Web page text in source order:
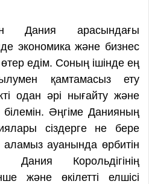
Дания арасындағы
экономика және бизнес
едім. Соның ішінде ең
қамтамасыз ету
одан әрі нығайту және
Әңгіме Данияның
сіздерге не бере
ауанында өрбитін
Корольдігінің
және өкілетті елшісі